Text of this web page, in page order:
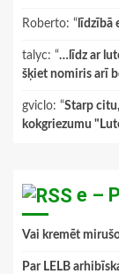
Roberto: “ līdzībā
talyc: “…līdz ar
šķiet nomiris arī
gviclo: “Starp
kokgriezumu
e –
Vai kremēt
Par LELB